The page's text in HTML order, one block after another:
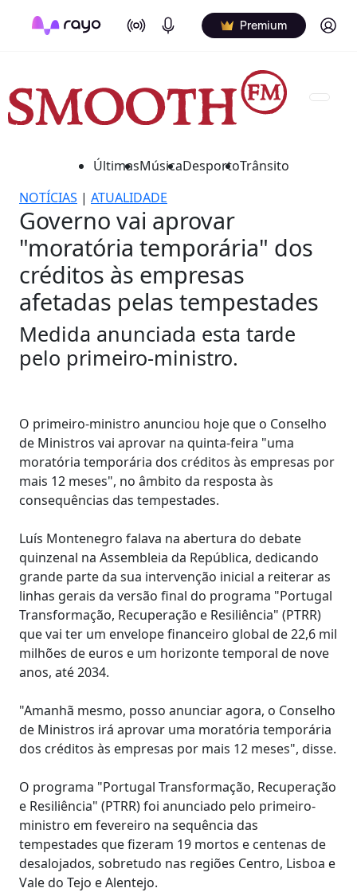
On Air Podcasts Premium Log in
ÚltimasMúsicaDesportoTrânsito
NOTÍCIAS | ATUALIDADE
Governo vai aprovar
"moratória temporária" dos
créditos às empresas
afetadas pelas tempestades
Medida anunciada esta tarde
pelo primeiro-ministro.
O primeiro-ministro anunciou hoje que o Conselho
de Ministros vai aprovar na quinta-feira "uma
moratória temporária dos créditos às empresas por
mais 12 meses", no âmbito da resposta às
consequências das tempestades.
Luís Montenegro falava na abertura do debate
quinzenal na Assembleia da República, dedicando
grande parte da sua intervenção inicial a reiterar as
linhas gerais da versão final do programa "Portugal
Transformação, Recuperação e Resiliência" (PTRR)
que vai ter um envelope financeiro global de 22,6 mil
milhões de euros e um horizonte temporal de nove
anos, até 2034.
"Amanhã mesmo, posso anunciar agora, o Conselho
de Ministros irá aprovar uma moratória temporária
dos créditos às empresas por mais 12 meses", disse.
O programa "Portugal Transformação, Recuperação
e Resiliência" (PTRR) foi anunciado pelo primeiro-
ministro em fevereiro na sequência das
tempestades que fizeram 19 mortos e centenas de
desalojados, sobretudo nas regiões Centro, Lisboa e
Vale do Tejo e Alentejo.